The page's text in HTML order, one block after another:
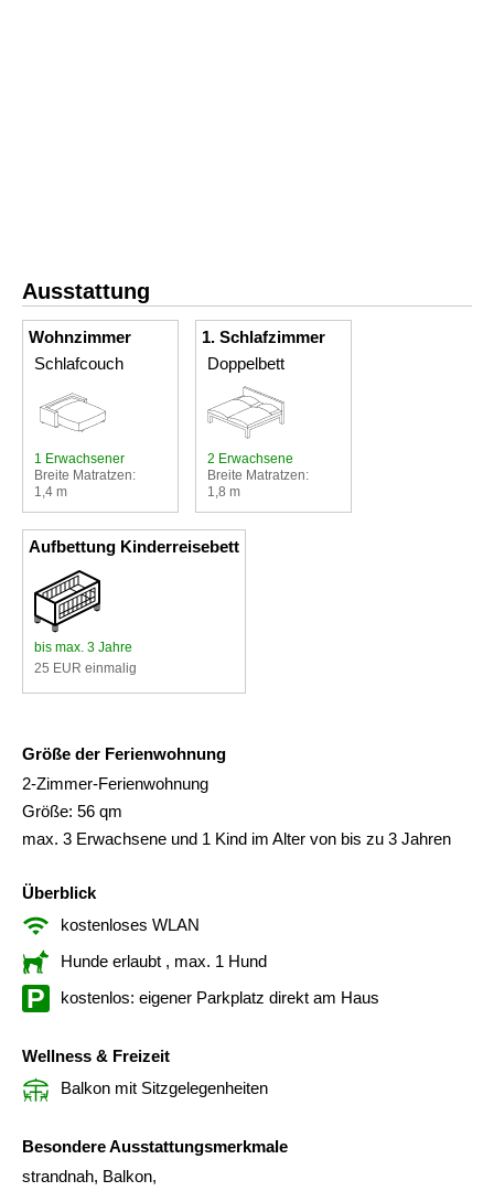
Ausstattung
Wohnzimmer
Schlafcouch
1 Erwachsener
Breite Matratzen:
1,4 m
1. Schlafzimmer
Doppelbett
2 Erwachsene
Breite Matratzen:
1,8 m
Aufbettung Kinderreisebett
bis max. 3 Jahre
25 EUR einmalig
Größe der Ferienwohnung
2-Zimmer-Ferienwohnung
Größe: 56 qm
max. 3 Erwachsene und 1 Kind im Alter von bis zu 3 Jahren
Überblick
kostenloses WLAN
Hunde erlaubt , max. 1 Hund
kostenlos: eigener Parkplatz direkt am Haus
Wellness & Freizeit
Balkon mit Sitzgelegenheiten
Besondere Ausstattungsmerkmale
strandnah, Balkon,